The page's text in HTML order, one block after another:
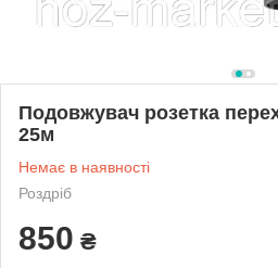
Подовжувач розетка
25м
Немає в наявності
Роздріб
850 ₴